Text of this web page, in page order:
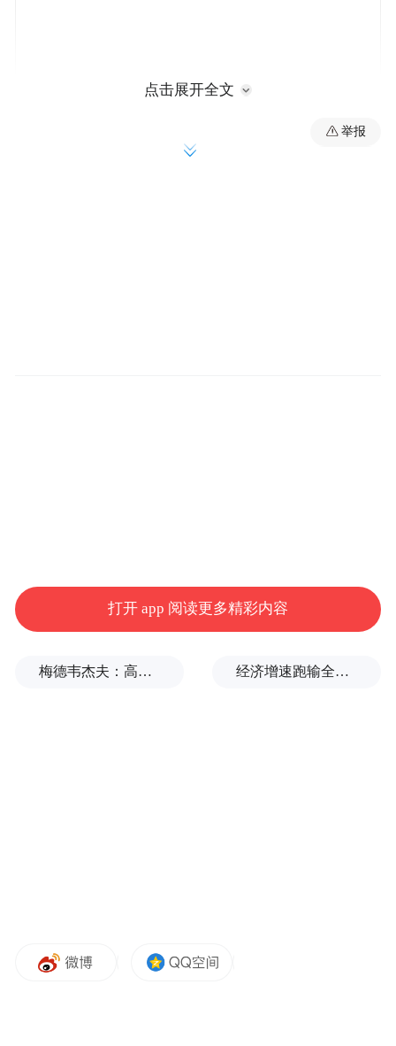
者提供。
点击展开全文
举报
打开 app 阅读更多精彩内容
梅德韦杰夫：高市早苗不提是谁扔的原子弹，真是耻辱 经济增速跑输全国，东三省急了